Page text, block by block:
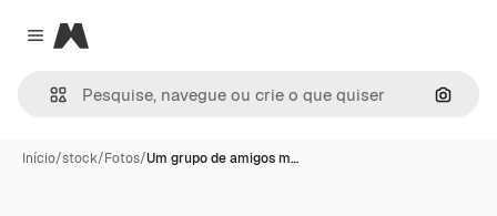
Close menu
Magnific
Início/stock/Fotos/Um grupo de amigos m…